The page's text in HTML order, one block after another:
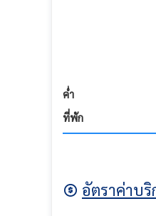
ค่ำ
ที่พัก
อัตราค่าบริ